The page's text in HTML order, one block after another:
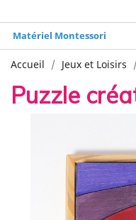
Matériel Montessori
Accueil Jeux et Loisirs
Puzzle